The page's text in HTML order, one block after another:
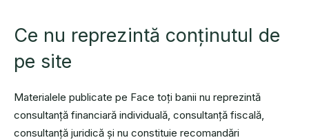
Ce nu reprezintă conținutul de
pe site
Materialele publicate pe Face toți banii nu reprezintă
consultanță financiară individuală, consultanță fiscală,
consultanță juridică și nu constituie recomandări